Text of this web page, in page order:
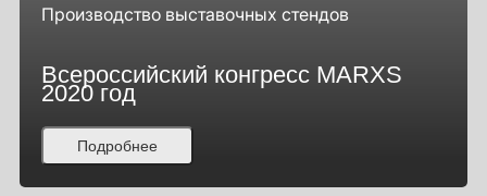
Производство выставочных стендов
Всероссийский конгресс MARXS
2020 год
Подробнее